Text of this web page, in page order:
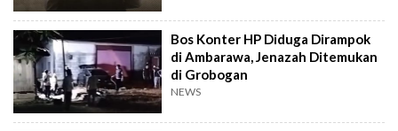
Bos Konter HP Diduga Dirampok
di Ambarawa, Jenazah Ditemukan
di Grobogan
NEWS